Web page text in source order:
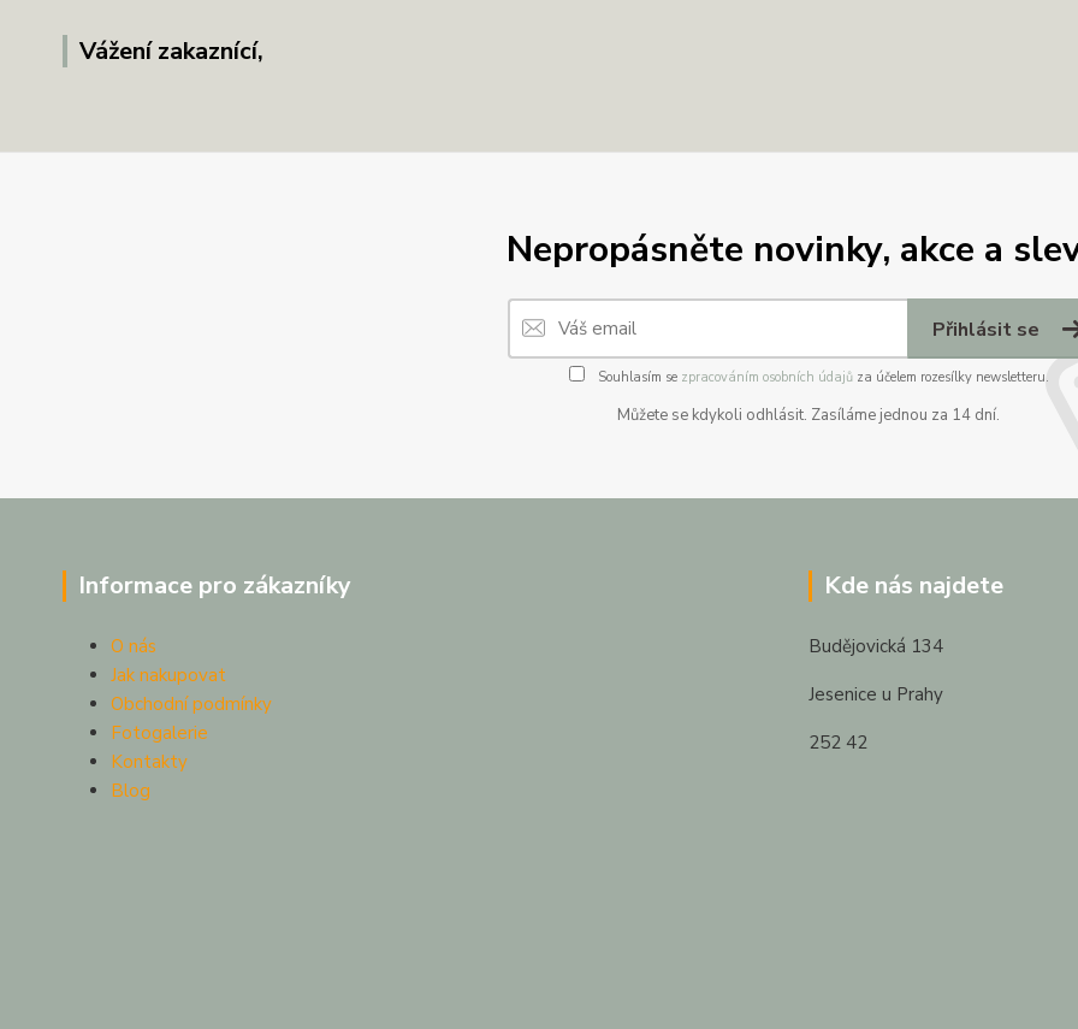
Vážení zakaznící,
Nepropásněte novinky, akce a
Přihlásit se
Souhlasím se zpracováním osobních údajůza účelem rozesílky newsletteru.
Můžete se kdykoli odhlásit. Zasíláme jednou za 14 dní.
Informace pro zákazníky
O nás
Jak nakupovat
Obchodní podmínky
Fotogalerie
Kontakty
Blog
Kde nás najdete
Budějovická 134
Jesenice u Prahy
252 42